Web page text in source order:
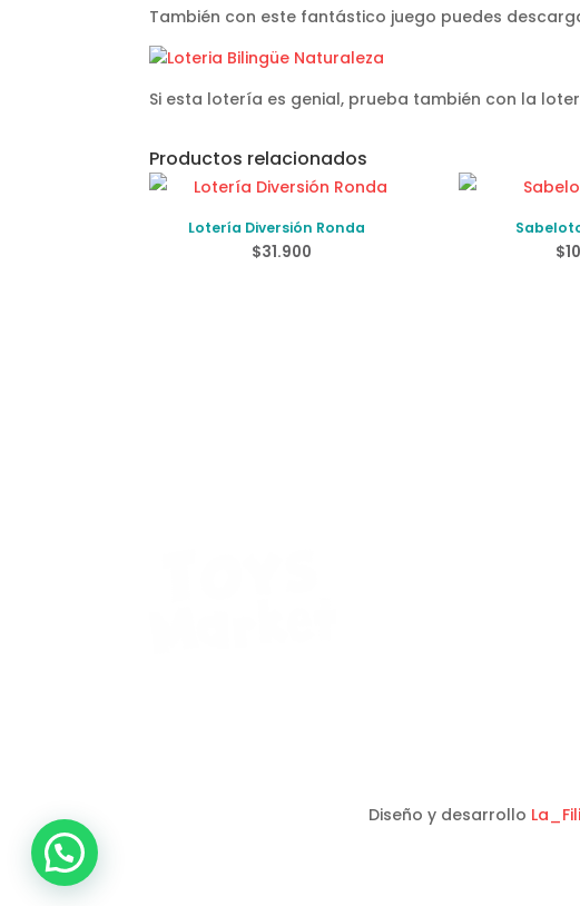
También con este fantástico juego puedes
Si esta lotería es genial, prueba también con la
Productos relacionados
Lotería Diversión Ronda
$31.900 $
Diseño y desarrollo